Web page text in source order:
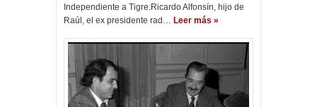
Independiente a Tigre.Ricardo Alfonsín, hijo de
Raúl, el ex presidente rad… Leer más »